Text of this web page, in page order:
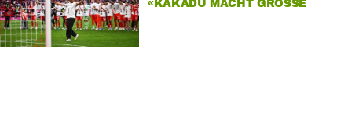
«KAKADU MACHT GROSSE R